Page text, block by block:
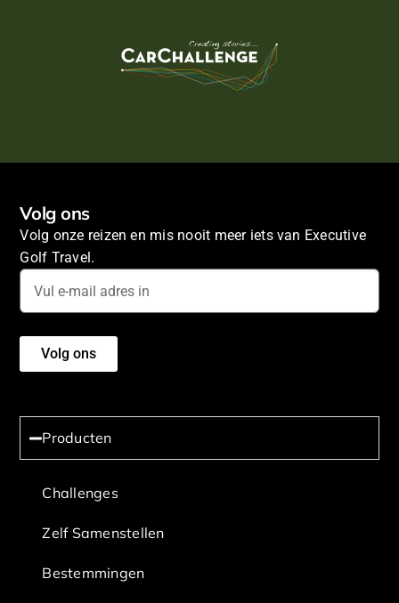
Volg ons
Volg onze reizen en mis nooit meer iets van Executive
Golf Travel.
Volg ons
Producten
Challenges
Zelf Samenstellen
Bestemmingen